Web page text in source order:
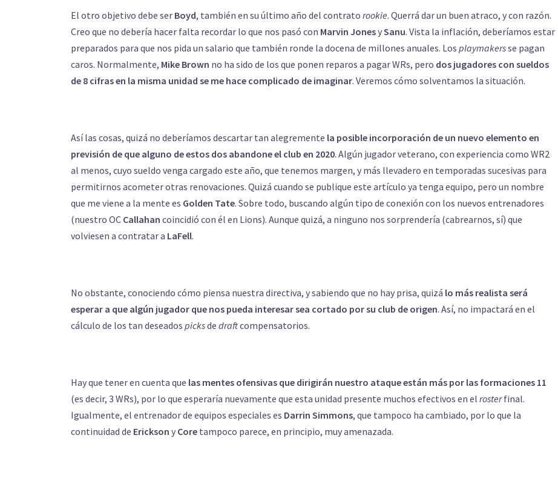
El otro objetivo debe ser Boyd, también en su último año del contrato rookie. Querrá dar un buen atraco, y con razón.
Creo que no debería hacer falta recordar lo que nos pasó con Marvin JonesySanu. Vista la inflación, deberíamos estar
preparados para que nos pida un salario que también ronde la docena de millones anuales. Los playmakersse pagan
caros. Normalmente, Mike Brown no ha sido de los que ponen reparos a pagar WRs, pero dos jugadores con sueldos
de 8 cifras en la misma unidad se me hace complicado de imaginar. Veremos cómo solventamos la situación.
Así las cosas, quizá no deberíamos descartar tan alegremente la posible incorporación de un nuevo elemento en
previsión de que alguno de estos dos abandone el club en 2020. Algún jugador veterano, con experiencia como WR2
al menos, cuyo sueldo venga cargado este año, que tenemos margen, y más llevadero en temporadas sucesivas para
permitirnos acometer otras renovaciones. Quizá cuando se publique este artículo ya tenga equipo, pero un nombre
que me viene a la mente es Golden Tate. Sobre todo, buscando algún tipo de conexión con los nuevos entrenadores
(nuestro OC Callahan coincidió con él en Lions). Aunque quizá, a ninguno nos sorprendería (cabrearnos, sí) que
volviesen a contratar a LaFell.
No obstante, conociendo cómo piensa nuestra directiva, y sabiendo que no hay prisa, quizá lo más realista será
esperar a que algún jugador que nos pueda interesar sea cortado por su club de origen. Así, no impactará en el
cálculo de los tan deseados picksde draftcompensatorios.
Hay que tener en cuenta que las mentes ofensivas que dirigirán nuestro ataque están más por las formaciones 11
(es decir, 3 WRs), por lo que esperaría nuevamente que esta unidad presente muchos efectivos en el rosterfinal.
Igualmente, el entrenador de equipos especiales es Darrin Simmons, que tampoco ha cambiado, por lo que la
continuidad de Erickson y Core tampoco parece, en principio, muy amenazada.